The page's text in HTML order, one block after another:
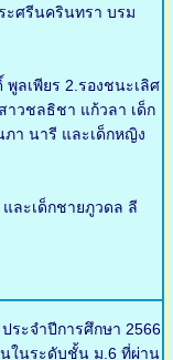
ะศรีนครินทรา บรม
ลเพียร 2.รองชนะเลิศ
าวชลธิชา แก้วลา เด็ก
า นารี และเด็กหญิง
ละเด็กชายภูวดล ลี
ระจำปีการศึกษา 2566
นในระดับชั้น ม.6 ที่ผ่าน